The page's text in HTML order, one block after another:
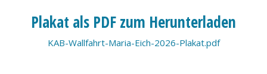
Plakat als PDF zum Herunterladen
KAB-Wallfahrt-Maria-Eich-2026-Plakat.pdf